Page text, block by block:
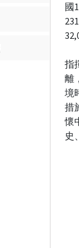
國
指
離
境
措
懷
史